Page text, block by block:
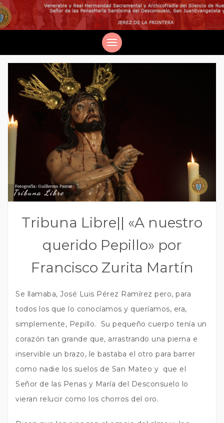
Tribuna Libre
Tribuna Libre|| «A nuestro
querido Pepillo» por
Francisco Zurita Martín
Se llamaba, José Luis Pérez Ramírez pero, para
todos los que lo conocíamos y queríamos, era,
simplemente, Pepillo. Su pequeño cuerpo tenía un
corazón tan grande que, arrastrando una pierna e
inservible un brazo, le bastaba el otro para barrer
como nadie los suelos de San Mateo y que el
Señor de las Penas y María del Desconsuelo lo
vieran relucir como los chorros del oro.